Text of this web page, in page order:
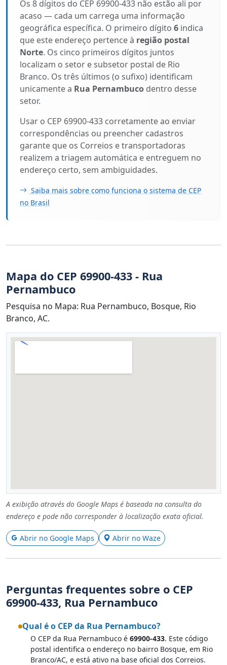
Os 8 dígitos do CEP 69900-433 não estão ali por
acaso — cada um carrega uma informação
geográfica específica. O primeiro dígito 6 indica
que este endereço pertence à região postal
Norte. Os cinco primeiros dígitos juntos
localizam o setor e subsetor postal de Rio
Branco. Os três últimos (o sufixo) identificam
unicamente a Rua Pernambuco dentro desse
setor.
Usar o CEP 69900-433 corretamente ao enviar
correspondências ou preencher cadastros
garante que os Correios e transportadoras
realizem a triagem automática e entreguem no
endereço certo, sem ambiguidades.
Saiba mais sobre como funciona o sistema de CEP
no Brasil
Mapa do CEP 69900-433 - Rua
Pernambuco
Pesquisa no Mapa: Rua Pernambuco, Bosque, Rio
Branco, AC.
A exibição através do Google Maps é baseada na consulta do
endereço e pode não corresponder à localização exata oficial.
Abrir no Google Maps Abrir no Waze
Perguntas frequentes sobre o CEP
69900-433, Rua Pernambuco
Qual é o CEP da Rua Pernambuco?
O CEP da Rua Pernambuco é 69900-433. Este código
postal identifica o endereço no bairro Bosque, em Rio
Branco/AC, e está ativo na base oficial dos Correios.